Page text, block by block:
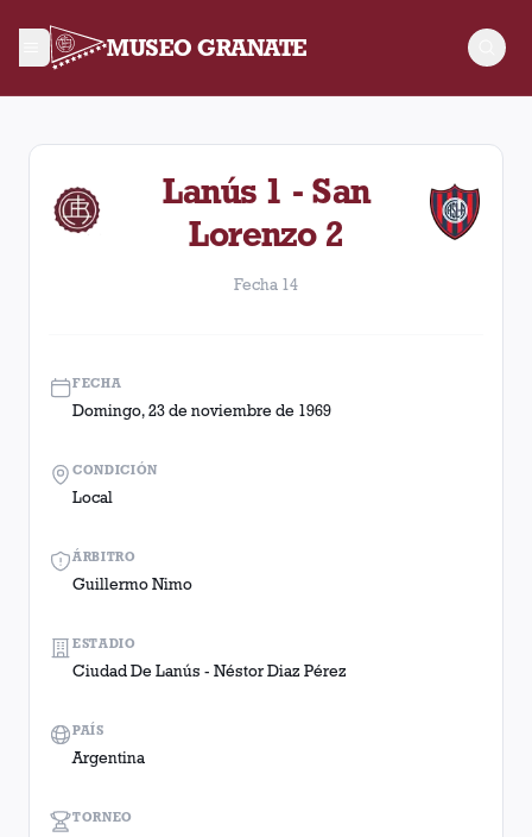
MUSEO GRANATE
Fecha 14. Partido entre Lanús y San Lorenzo disputado el
Lanús 1 - San
Lorenzo 2
Fecha 14
FECHA
Domingo, 23 de noviembre de 1969
ÁRBITRO
Guillermo Nimo
TORNEO
CONDICIÓN
Local
ESTADIO
Ciudad De Lanús - Néstor Diaz Pérez
PAÍS
Argentina